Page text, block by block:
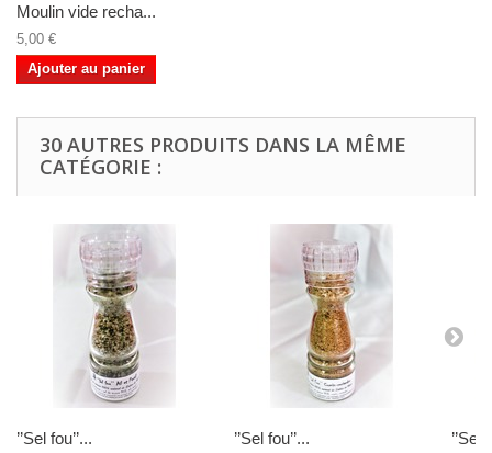
Moulin vide recha...
5,00 €
Ajouter au panier
30 AUTRES PRODUITS DANS LA MÊME
CATÉGORIE :
’’Sel fou’’... ’’Sel fou’’... ’’Sel